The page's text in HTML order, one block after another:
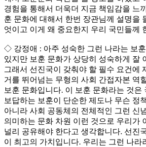
경험을 통해서 더욱더 지금 책임감을 느
훈 문화에 대해서 한번 장관님께 설명을
엇이고 이게 왜 중요한지 우리 국민들께
◇ 강정애 : 아주 성숙한 그런 나라는 보
있지만 보훈 문화가 상당히 성숙하게 잘
그래서 선진국이 갖춰야 할 필수 요건에
거를 뛰어넘는 무형의 사회 간접자본 역
보훈 문화입니다. 이 보훈 문화라는 것은
보답하는 보훈이 단순한 제도나 무슨 정
아니라 사회 공동체의 전체적인 그런 신
의미하는 문화 차원 이런 것으로 우리가
널리 공유해야 한다고 생각합니다. 선진
이 최고의 가치입니다. 우리는 그런 나라